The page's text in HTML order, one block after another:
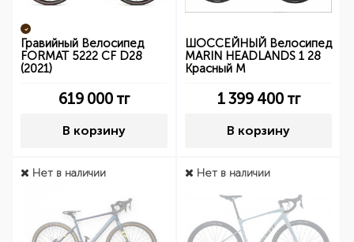
Гравийный Велосипед
FORMAT 5222 CF D28
(2021)
619 000 тг
В корзину
ШОССЕЙНЫЙ Велосипед
MARIN HEADLANDS 1 28
Красный М
1 399 400тг
В корзину
Нет в наличии Нет в наличии